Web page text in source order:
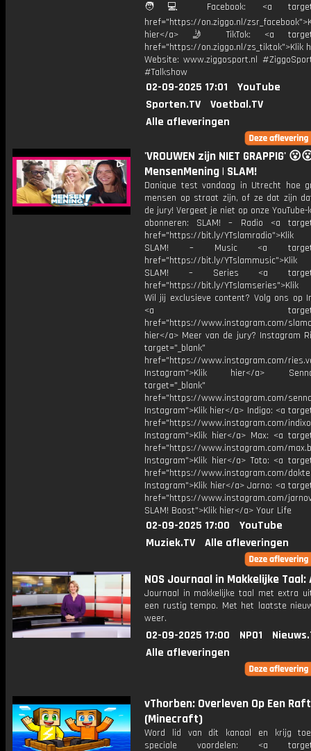
🧑💻 Facebook: <a
href="https://on.ziggo.nl/
hier</a> 🤳 TikTok: <a
href="https://on.ziggo.nl/zs_tiktok">Klik
Website: www.ziggosport.nl
#Talkshow
02-09-2025 17:01
YouTube
Sporten.TV
Voetbal.TV
Alle afleveringen
'VROUWEN zijn NIET GRAPPIG'
MensenMening | SLAM!
Danique test vandaag in Utrecht hoe
mensen op straat zijn, of ze dat zijn
de jury! Vergeet je niet op onze
abonneren: SLAM! – Radio <a
href="https://bit.ly/
SLAM! – Music <a
href="https://bit.ly/
SLAM! – Series <a
href="https://bit.ly/
Wil jij exclusieve content? Volg ons op
<a
href="https://www.instagram.com/
hier</a> Meer van de jury? Instagram
target="_blank"
href="https://www.instagram.com/
Instagram">Klik hier</a>
target="_blank"
href="https://www.instagram.com/
Instagram">Klik hier</a> Indigo: <a
href="https://www.instagram.com/
Instagram">Klik hier</a> Max: <a
href="https://www.instagram.com/
Instagram">Klik hier</a> Toto: <a
href="https://www.instagram.com/
Instagram">Klik hier</a> Jarno: <a
href="https://www.instagram.com/
SLAM! Boost">Klik hier</a> Your Life
02-09-2025 17:00
YouTube
Muziek.TV
Alle afleveringen
NOS Journaal in Makkelijke Taal:
Journaal in makkelijke taal met extra
een rustig tempo. Met het laatste
weer.
02-09-2025 17:00 NPO1
Alle afleveringen
vThorben: Overleven Op Een Raft
(Minecraft)
Word lid van dit kanaal en krijg
speciale voordelen: <a